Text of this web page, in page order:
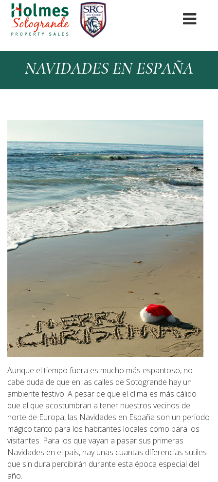
NAVIDADES EN ESPAÑA
Aunque el tiempo fuera es mucho más espantoso, no
cabe duda de que en las calles de Sotogrande hay un
ambiente festivo. A pesar de que el clima es más cálido
que el que acostumbran a tener nuestros vecinos del
norte de Europa, las Navidades en España son un periodo
mágico tanto para los habitantes locales como para los
visitantes. Para los que vayan a pasar sus primeras
Navidades en el país, hay unas cuantas diferencias sutiles
que sin dura percibirán durante esta época especial del
año.